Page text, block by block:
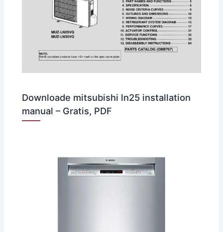
Downloade mitsubishi ln25 installation
manual – Gratis, PDF